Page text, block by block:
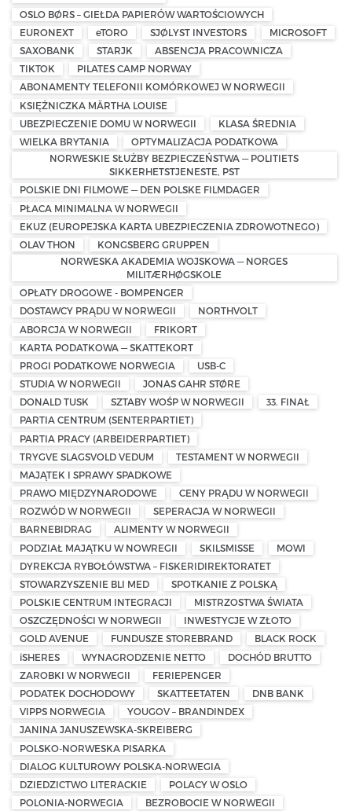
OSLO BØRS – GIEŁDA PAPIERÓW WARTOŚCIOWYCH
EURONEXT
eTORO SJØLYST INVESTORS
MICROSOFT
SAXOBANK
STARJK
ABSENCJA PRACOWNICZA
TIKTOK
PILATES CAMP NORWAY
ABONAMENTY TELEFONII KOMÓRKOWEJ W NORWEGII
KSIĘŻNICZKA MÄRTHA LOUISE
UBEZPIECZENIE DOMU W NORWEGII
KLASA ŚREDNIA
WIELKA BRYTANIA
OPTYMALIZACJA PODATKOWA
NORWESKIE SŁUŻBY BEZPIECZEŃSTWA — POLITIETS
SIKKERHETSTJENESTE, PST
POLSKIE DNI FILMOWE — DEN POLSKE FILMDAGER
PŁACA MINIMALNA W NORWEGII
EKUZ (EUROPEJSKA KARTA UBEZPIECZENIA ZDROWOTNEGO)
OLAV THON
KONGSBERG GRUPPEN
NORWESKA AKADEMIA WOJSKOWA — NORGES
MILITÆRHØGSKOLE
OPŁATY DROGOWE - BOMPENGER
DOSTAWCY PRĄDU W NORWEGII
NORTHVOLT
ABORCJA W NORWEGII
FRIKORT
KARTA PODATKOWA — SKATTEKORT
PROGI PODATKOWE NORWEGIA
USB-C
STUDIA W NORWEGII
JONAS GAHR STØRE
DONALD TUSK
SZTABY WOŚP W NORWEGII
33. FINAŁ
PARTIA CENTRUM (SENTERPARTIET)
PARTIA PRACY (ARBEIDERPARTIET)
TRYGVE SLAGSVOLD VEDUM
TESTAMENT W NORWEGII
MAJĄTEK I SPRAWY SPADKOWE
PRAWO MIĘDZYNARODOWE
CENY PRĄDU W NORWEGII
ROZWÓD W NORWEGII
SEPERACJA W NORWEGII
BARNEBIDRAG
ALIMENTY W NORWEGII
PODZIAŁ MAJĄTKU W NOWREGII
SKILSMISSE
MOWI
DYREKCJA RYBOŁÓWSTWA – FISKERIDIREKTORATET
STOWARZYSZENIE BLI MED
SPOTKANIE Z POLSKĄ
POLSKIE CENTRUM INTEGRACJI
MISTRZOSTWA ŚWIATA
OSZCZĘDNOŚCI W NORWEGII
INWESTYCJE W ZŁOTO
GOLD AVENUE
FUNDUSZE STOREBRAND
BLACK ROCK
iSHERES
WYNAGRODZENIE NETTO
DOCHÓD BRUTTO
ZAROBKI W NORWEGII
FERIEPENGER
PODATEK DOCHODOWY
SKATTEETATEN
DNB BANK
VIPPS NORWEGIA
YOUGOV – BRANDINDEX
JANINA JANUSZEWSKA-SKREIBERG
POLSKO-NORWESKA PISARKA
DIALOG KULTUROWY POLSKA-NORWEGIA
DZIEDZICTWO LITERACKIE
POLACY W OSLO
POLONIA-NORWEGIA
BEZROBOCIE W NORWEGII